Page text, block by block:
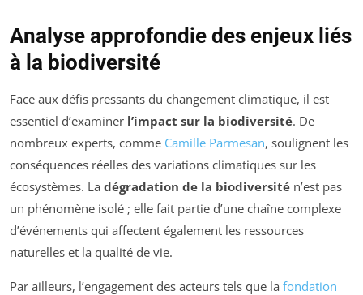
Analyse approfondie des enjeux liés
à la biodiversité
Face aux défis pressants du changement climatique, il est
essentiel d’examiner l’impact sur la biodiversité. De
nombreux experts, comme Camille Parmesan, soulignent les
conséquences réelles des variations climatiques sur les
écosystèmes. La dégradation de la biodiversité n’est pas
un phénomène isolé ; elle fait partie d’une chaîne complexe
d’événements qui affectent également les ressources
naturelles et la qualité de vie.
Par ailleurs, l’engagement des acteurs tels que la fondation